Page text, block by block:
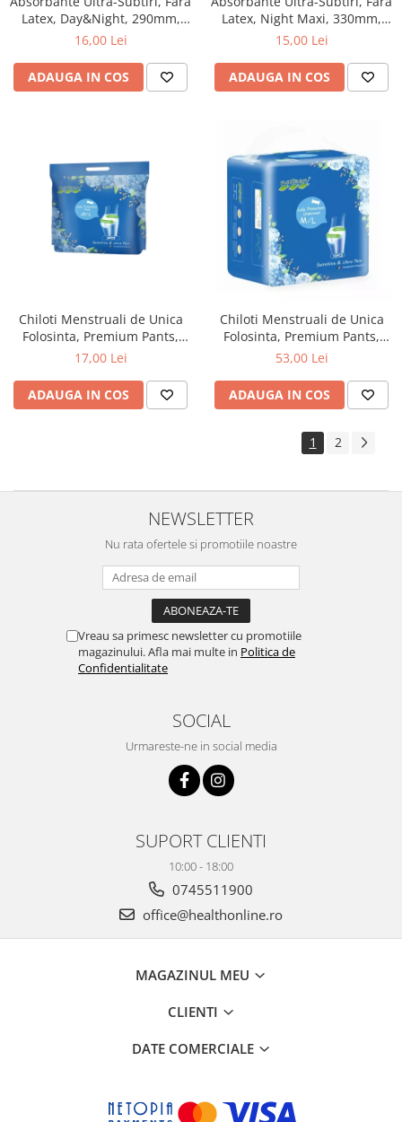
Latex, Day&Night, 290mm,
10Buc., Nateen
16,00 Lei
ADAUGA IN COS
Latex, Night Maxi, 330mm,
8Buc., Nateen
15,00 Lei
ADAUGA IN COS
Chiloti Menstruali de Unica
Folosinta, Premium Pants,
Marimea M/L, 3 Buc., Nateen
17,00 Lei
ADAUGA IN COS
Chiloti Menstruali de Unica
Folosinta, Premium Pants,
Marimea M/L, 10 Buc., Nateen
53,00 Lei
ADAUGA IN COS
1 2
NEWSLETTER
Nu rata ofertele si promotiile noastre
Vreau sa primesc newsletter cu promotiile
magazinului. Afla mai multe in Politica de
Confidentialitate
SOCIAL
Urmareste-ne in social media
SUPORT CLIENTI
10:00 - 18:00
0745511900
office@healthonline.ro
MAGAZINUL MEU
CLIENTI
DATE COMERCIALE